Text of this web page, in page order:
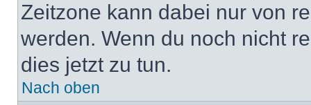
Zeitzone kann dabei nur von
werden. Wenn du noch nicht
dies jetzt zu tun.
Nach oben